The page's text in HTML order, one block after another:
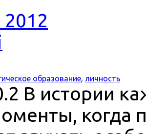
2012
образование, личность
В истории
когда